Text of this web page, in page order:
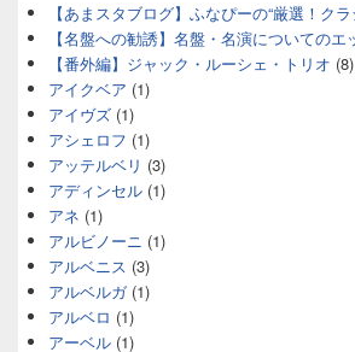
【あまスタブログ】ふなぴーの“厳選！ク
【名盤への勧誘】名盤・名演についてのエ
【番外編】ジャック・ルーシェ・トリオ (8)
アイクベア (1)
アイヴズ (1)
アシェロフ (1)
アッテルベリ (3)
アディンセル (1)
アネ (1)
アルビノーニ (1)
アルベニス (3)
アルベルガ(1)
アルベロ (1)
アーベル (1)